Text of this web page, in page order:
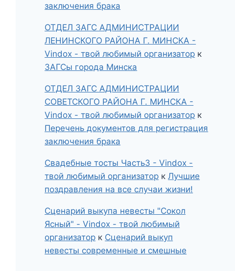
заключения брака
ОТДЕЛ ЗАГС АДМИНИСТРАЦИИ
ЛЕНИНСКОГО РАЙОНА Г. МИНСКА -
Vindox - твой любимый организатор к
ЗАГСы города Минска
ОТДЕЛ ЗАГС АДМИНИСТРАЦИИ
СОВЕТСКОГО РАЙОНА Г. МИНСКА -
Vindox - твой любимый организатор к
Перечень документов для регистрация
заключения брака
Свадебные тосты Часть3 - Vindox -
твой любимый организатор кЛучшие
поздравления на все случаи жизни!
Сценарий выкупа невесты "Сокол
Ясный" - Vindox - твой любимый
организатор к Сценарий выкуп
невесты современные и смешные